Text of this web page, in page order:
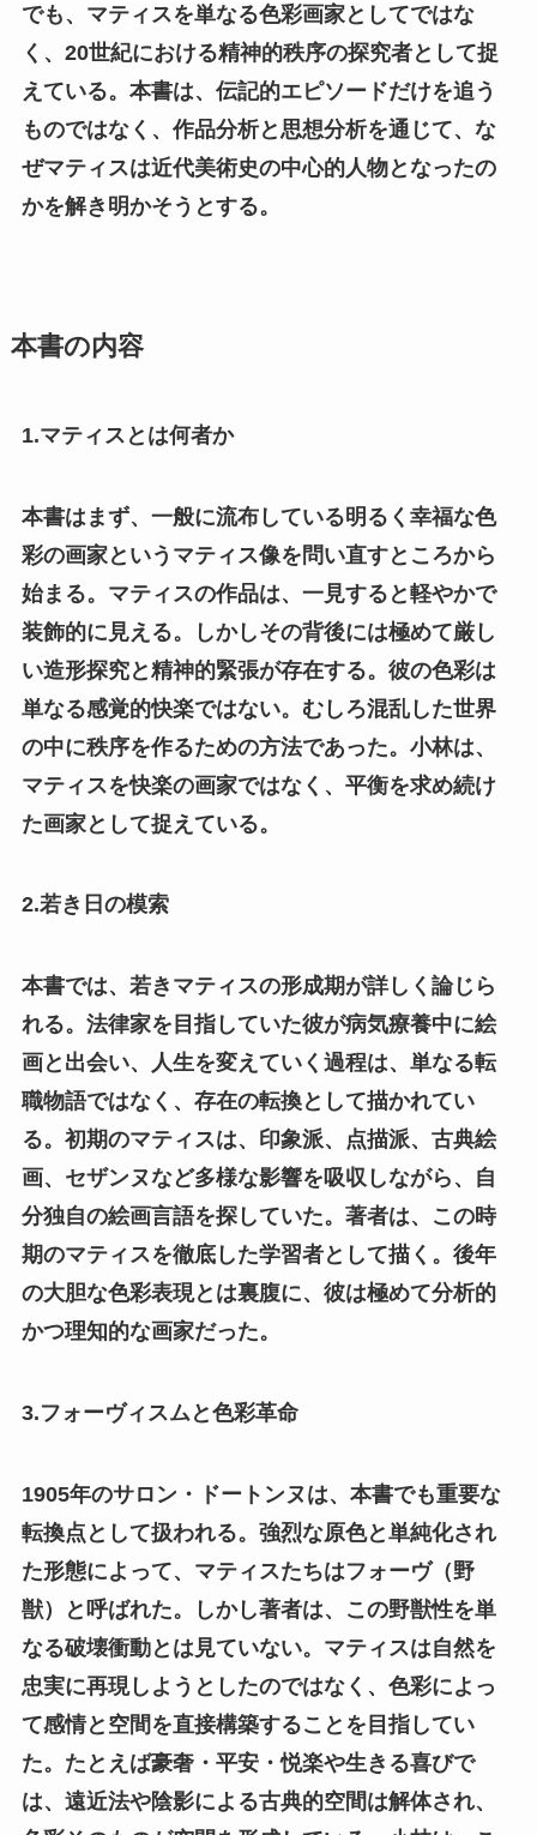
でも、マティスを単なる色彩画家としてではな
く、20世紀における精神的秩序の探究者として捉
えている。本書は、伝記的エピソードだけを追う
ものではなく、作品分析と思想分析を通じて、な
ぜマティスは近代美術史の中心的人物となったの
かを解き明かそうとする。
本書の内容
1.マティスとは何者か
本書はまず、一般に流布している明るく幸福な色
彩の画家というマティス像を問い直すところから
始まる。マティスの作品は、一見すると軽やかで
装飾的に見える。しかしその背後には極めて厳し
い造形探究と精神的緊張が存在する。彼の色彩は
単なる感覚的快楽ではない。むしろ混乱した世界
の中に秩序を作るための方法であった。小林は、
マティスを快楽の画家ではなく、平衡を求め続け
た画家として捉えている。
2.若き日の模索
本書では、若きマティスの形成期が詳しく論じら
れる。法律家を目指していた彼が病気療養中に絵
画と出会い、人生を変えていく過程は、単なる転
職物語ではなく、存在の転換として描かれてい
る。初期のマティスは、印象派、点描派、古典絵
画、セザンヌなど多様な影響を吸収しながら、自
分独自の絵画言語を探していた。著者は、この時
期のマティスを徹底した学習者として描く。後年
の大胆な色彩表現とは裏腹に、彼は極めて分析的
かつ理知的な画家だった。
3.フォーヴィスムと色彩革命
1905年のサロン・ドートンヌは、本書でも重要な
転換点として扱われる。強烈な原色と単純化され
た形態によって、マティスたちはフォーヴ（野
獣）と呼ばれた。しかし著者は、この野獣性を単
なる破壊衝動とは見ていない。マティスは自然を
忠実に再現しようとしたのではなく、色彩によっ
て感情と空間を直接構築することを目指してい
た。たとえば豪奢・平安・悦楽や生きる喜びで
は、遠近法や陰影による古典的空間は解体され、